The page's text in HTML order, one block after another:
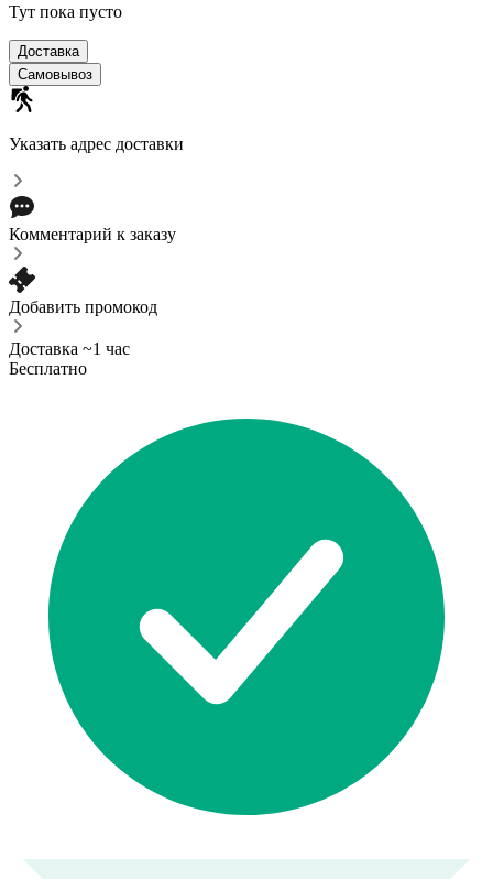
Тут пока пусто
Доставка
Самовывоз
Указать адрес доставки
Комментарий к заказу
Добавить промокод
Доставка ~1 час
Бесплатно